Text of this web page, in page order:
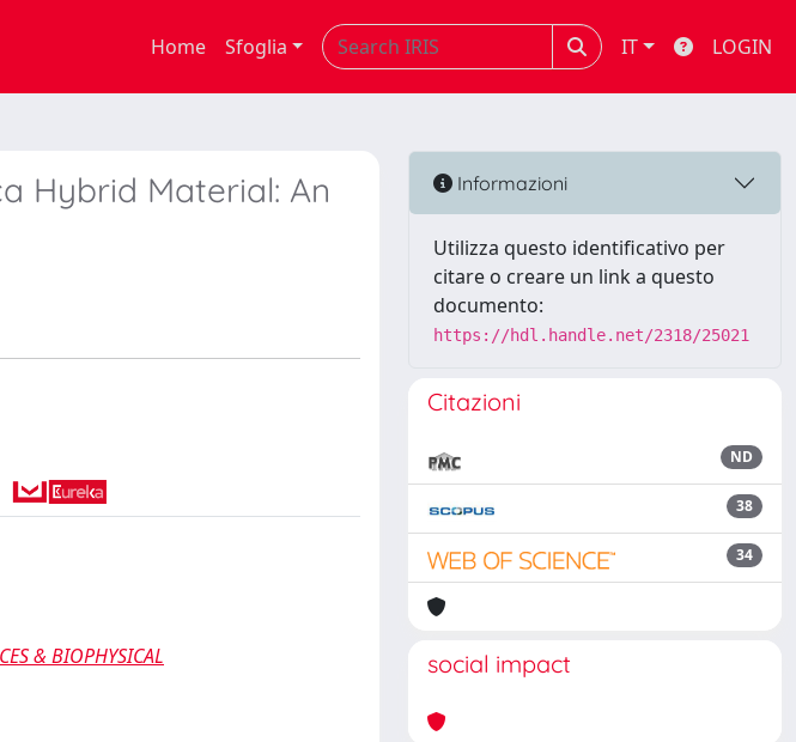
Home Sfoglia IT LOGIN
Hybrid Material: An
& BIOPHYSICAL
Informazioni
Utilizza questo identificativo per
citare o creare un link a questo
documento:
https://hdl.handle.net/2318/25021
Citazioni
ND
38
34
social impact